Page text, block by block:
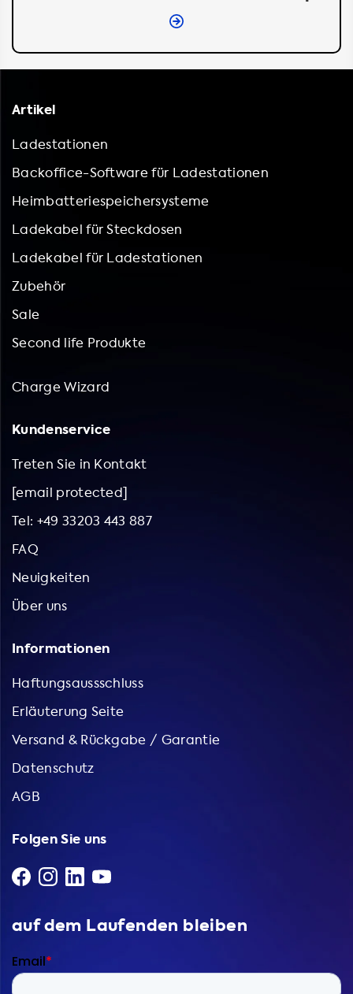
Artikel
Ladestationen
Backoffice-Software für Ladestationen
Heimbatteriespeichersysteme
Ladekabel für Steckdosen
Ladekabel für Ladestationen
Zubehör
Sale
Second life Produkte
Charge Wizard
Kundenservice
Treten Sie in Kontakt
[email protected]
Tel: +49 33203 443 887
FAQ
Neuigkeiten
Über uns
Informationen
Haftungsaussschluss
Erläuterung Seite
Versand & Rückgabe / Garantie
Datenschutz
AGB
Folgen Sie uns
auf dem Laufenden bleiben